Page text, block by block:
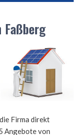
Firma direkt
Angebote von